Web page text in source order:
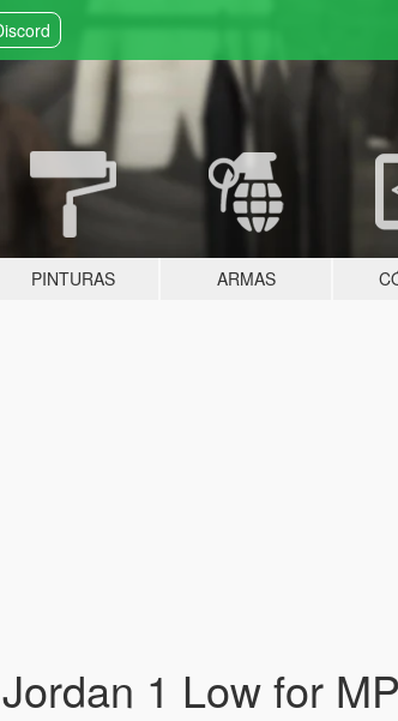
PINTURAS ARMAS
1 Low for